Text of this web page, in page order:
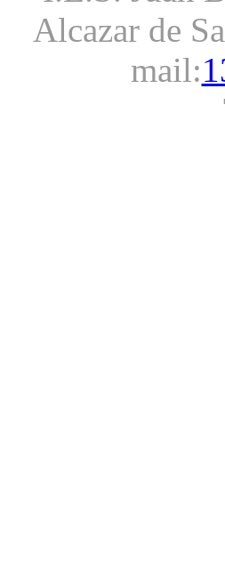
Alcazar de
mail: